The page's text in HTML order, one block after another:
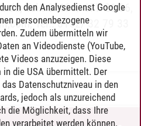
Tel.: 04131/ 677 26 36,
Tel.: 0152/ 32 79 33
den Analysedienst Google
personenbezogene
Zudem übermitteln wir
an Videodienste (YouTube,
Videos anzuzeigen. Diese
in die USA übermittelt. Der
Datenschutzniveau in den
jedoch als unzureichend
die Möglichkeit, dass Ihre
verarbeitet werden können.